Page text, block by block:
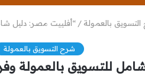
بالعمولة / “أفلييت مصر: دليل
شرح التسويق بالعمولة
للتسويق بالعمولة